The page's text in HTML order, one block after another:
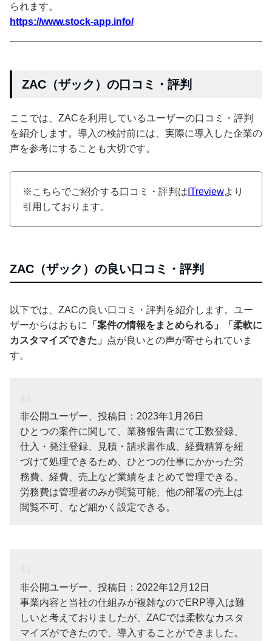
られます。
https://www.stock-app.info/
ZAC（ザック）の口コミ・評判
ここでは、ZACを利用しているユーザーの口コミ・評判
を紹介します。導入の検討前には、実際に導入した企業の
声を参考にすることも大切です。
※こちらでご紹介する口コミ・評判は ITreviewより
引用しております。
ZAC（ザック）の良い口コミ・評判
以下では、ZACの良い口コミ・評判を紹介します。ユー
ザーからはおもに
「案件の情報をまとめられる」「柔軟に
カスタマイズできた」
点が良いとの声が寄せられていま
す。
非公開ユーザー、投稿日：2023年1月26日
ひとつの案件に関して、業務報告書にて工数登録、
仕入・発注登録、見積・請求書作成、経費精算を紐
づけて処理できるため、ひとつの仕事にかかった労
務費、経費、売上など業績をまとめて管理できる。
労務費は管理者のみが閲覧可能、他の部署の売上は
閲覧不可、など細かく設定できる。
非公開ユーザー、投稿日：2022年12月12日
事業内容と当社の仕組みが複雑なのでERP導入は難
しいと考えておりましたが、ZACでは柔軟なカスタ
マイズができたので、導入することができました。